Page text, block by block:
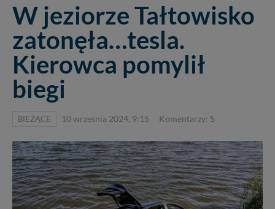
W jeziorze Tałtowisko
zatonęła…tesla.
Kierowca pomylił
biegi
BIEŻĄCE 10 września 2024, 9:15 Komentarzy: 5